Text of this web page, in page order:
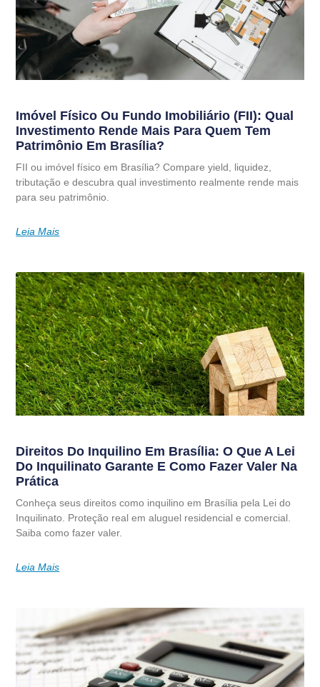
Imóvel Físico Ou Fundo Imobiliário (FII): Qual
Investimento Rende Mais Para Quem Tem
Patrimônio Em Brasília?
FII ou imóvel físico em Brasília? Compare yield, liquidez,
tributação e descubra qual investimento realmente rende mais
para seu patrimônio.
Leia Mais
Direitos Do Inquilino Em Brasília: O Que A Lei
Do Inquilinato Garante E Como Fazer Valer Na
Prática
Conheça seus direitos como inquilino em Brasília pela Lei do
Inquilinato. Proteção real em aluguel residencial e comercial.
Saiba como fazer valer.
Leia Mais